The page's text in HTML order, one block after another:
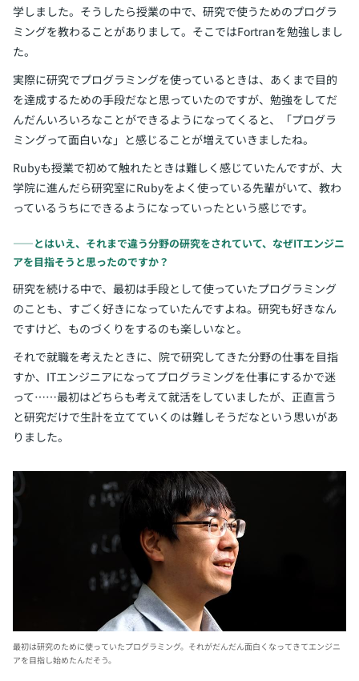
学しました。そうしたら授業の中で、研究で使うためのプログラ
ミングを教わることがありまして。そこではFortranを勉強しまし
た。
実際に研究でプログラミングを使っているときは、あくまで目的
を達成するための手段だなと思っていたのですが、勉強をしてだ
んだんいろいろなことができるようになってくると、「プログラ
ミングって面白いな」と感じることが増えていきましたね。
Rubyも授業で初めて触れたときは難しく感じていたんですが、大
学院に進んだら研究室にRubyをよく使っている先輩がいて、教わ
っているうちにできるようになっていったという感じです。
――とはいえ、それまで違う分野の研究をされていて、なぜITエンジニ
アを目指そうと思ったのですか？
研究を続ける中で、最初は手段として使っていたプログラミング
のことも、すごく好きになっていたんですよね。研究も好きなん
ですけど、ものづくりをするのも楽しいなと。
それで就職を考えたときに、院で研究してきた分野の仕事を目指
すか、ITエンジニアになってプログラミングを仕事にするかで迷
って……最初はどちらも考えて就活をしていましたが、正直言う
と研究だけで生計を立てていくのは難しそうだなという思いがあ
りました。
最初は研究のために使っていたプログラミング。それがだんだん面白くなってきてエンジニ
アを目指し始めたんだそう。